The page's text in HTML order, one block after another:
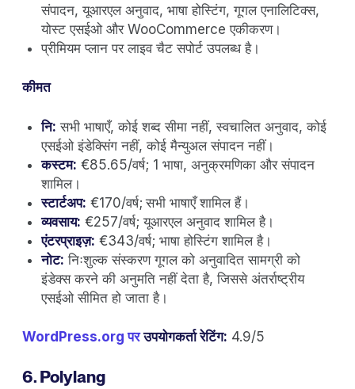
संपादन, यूआरएल अनुवाद, भाषा होस्टिंग, गूगल एनालिटिक्स,
योस्ट एसईओ और WooCommerce एकीकरण।
प्रीमियम प्लान पर लाइव चैट सपोर्ट उपलब्ध है।
कीमत
नि: सभी भाषाएँ, कोई शब्द सीमा नहीं, स्वचालित अनुवाद, कोई
एसईओ इंडेक्सिंग नहीं, कोई मैन्युअल संपादन नहीं।
कस्टम: €85.65/वर्ष; 1 भाषा, अनुक्रमणिका और संपादन
शामिल।
स्टार्टअप: €170/वर्ष; सभी भाषाएँ शामिल हैं।
व्यवसाय: €257/वर्ष; यूआरएल अनुवाद शामिल है।
एंटरप्राइज़: €343/वर्ष; भाषा होस्टिंग शामिल है।
नोट: निःशुल्क संस्करण गूगल को अनुवादित सामग्री को
इंडेक्स करने की अनुमति नहीं देता है, जिससे अंतर्राष्ट्रीय
एसईओ सीमित हो जाता है।
WordPress.org पर उपयोगकर्ता रेटिंग: 4.9/5
6. Polylang